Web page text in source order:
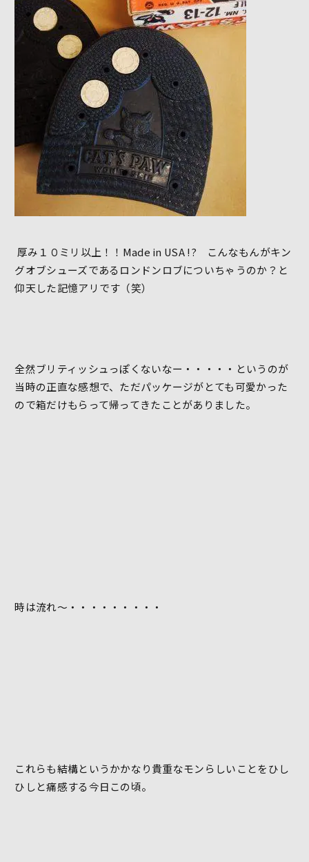
厚み１０ミリ以上！！Made in USA !? こんなもんがキン
グオブシューズであるロンドンロブについちゃうのか？と
仰天した記憶アリです（笑）
全然ブリティッシュっぽくないなー・・・・・というのが
当時の正直な感想で、ただパッケージがとても可愛かった
ので箱だけもらって帰ってきたことがありました。
時は流れ～・・・・・・・・・
これらも結構というかかなり貴重なモンらしいことをひし
ひしと痛感する今日この頃。